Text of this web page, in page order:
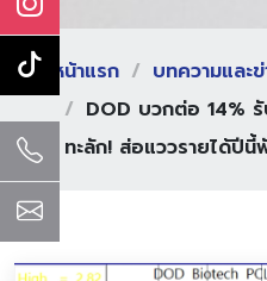
หน้าแรก
บทความและข่
DOD บวกต่อ 14% รั
ทะลัก! ส่อแววรายได้ปีนี้